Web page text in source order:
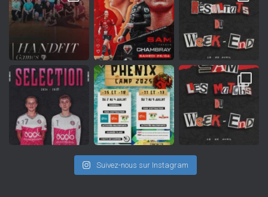
Suivez-nous sur Instagram